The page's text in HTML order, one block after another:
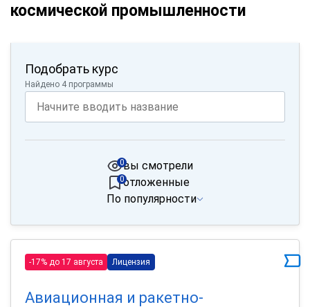
космической промышленности
Подобрать курс
Найдено 4 программы
вы смотрели
0
отложенные
0
По популярности
-17% до 17 августа Лицензия
Авиационная и ракетно-